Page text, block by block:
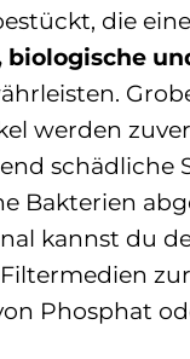
die eine
biologische
werden
schädliche
Bakterien
kannst du
zur
Phosphat